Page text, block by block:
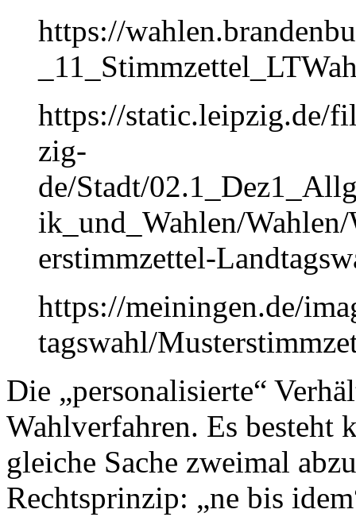
https://
https://static.leipzig.de/
zig-
de/Stadt/
ik_und_Wahlen/
erstimmzettel-
https://meiningen.de/
tagswahl/
Die „personalisierte“
Wahlverfahren. Es besteht
gleiche Sache zweimal
Rechtsprinzip: „ne bis